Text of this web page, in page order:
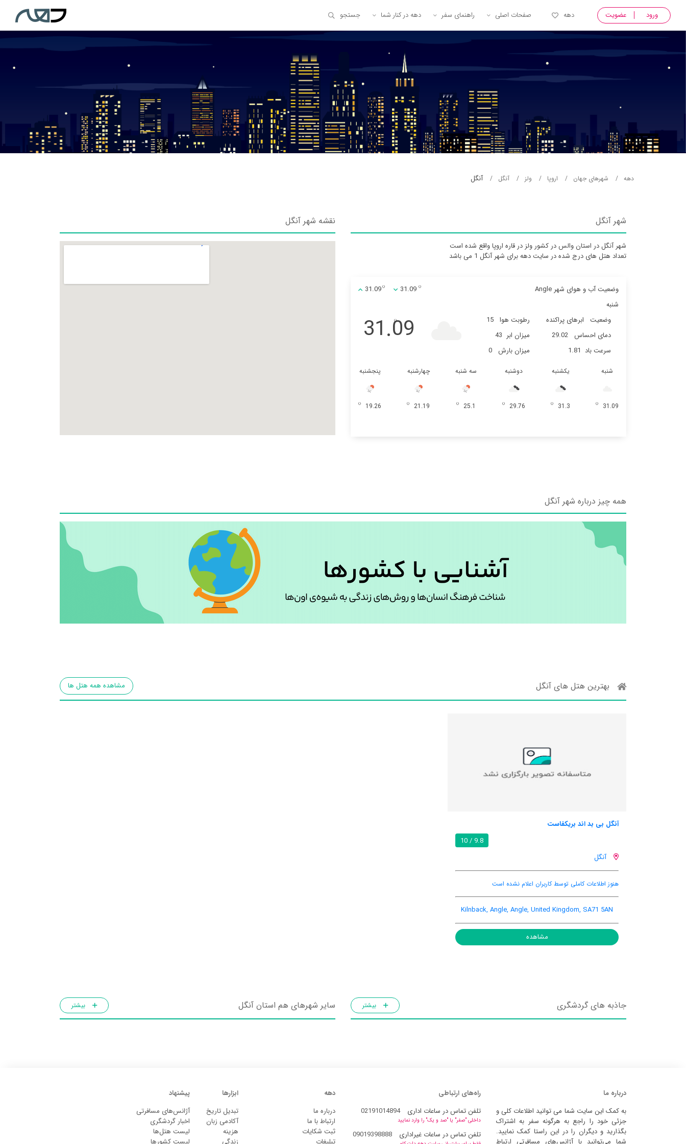
ورود عضویت دهه صفحات اصلی راهنمای سفر دهه در کنار شما جستجو
دهه شهرهای جهان اروپا ولز آنگل آنگل
شهر آنگل
شهر آنگل در استان والس در کشور ولز در قاره اروپا واقع شده است
تعداد هتل های درج شده در سایت دهه برای شهر آنگل 1 می باشد
وضعیت آب و هوای شهر Angle 31.09
31.09
شنبه
وضعیت
ابرهای پراکنده رطوبت هوا 15
دمای احساس
29.02 میزان ابر 43
سرعت باد 1.81 میزان بارش 0
31.09
شنبه
31.09
یکشنبه
31.3
دوشنبه
29.76
سه شنبه
25.1
چهارشنبه
21.19
پنجشنبه
19.26
نقشه شهر آنگل
همه چیز درباره شهر آنگل
بهترین هتل های آنگل مشاهده همه هتل ها
آنگل بی بد اند بریکفاست
9.8 / 10
آنگل
هنوز اطلاعات کاملی توسط کاربران اعلام نشده است
Kilnback, Angle, Angle, United Kingdom, SA71 5AN
مشاهده
جاذبه های گردشگری بیشتر سایر شهرهای هم استان آنگل بیشتر
درباره ما
به کمک این سایت شما می توانید اطلاعات کلی و
جزئی خود را راجع به هرگونه سفر به اشتراک
بگذارید و دیگران را در این راستا کمک نمایید.
شما می‌توانید با آژانس‌های مسافرتی ارتباط
راه‌های ارتباطی
تلفن تماس در ساعات اداری
02191014894
داخلی "صفر" یا "صد و یک" را وارد نمایید
تلفن تماس در ساعات غیراداری 09019398888
دهه
درباره ما
ارتباط با ما
ثبت شکایات
تبلیغات
ابزارها
تبدیل تاریخ
آکادمی زبان
هزینه
زندگی
پیشنهاد
آژانس‌های مسافرتی
اخبار گردشگری
لیست هتل‌ها
لیست کشورها